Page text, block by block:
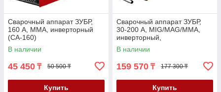
Сварочный аппарат ЗУБР,
160 А, MMA, инверторный
(СА-160)
В наличии
45 450 ₸ 50 500 ₸
Купить
Сварочный аппарат ЗУБР,
30-200 А, MIG/MAG/MMA,
инверторный,
полуавтоматический
(ПС-200)
В наличии
159 570 ₸ 177 300 ₸
Купить